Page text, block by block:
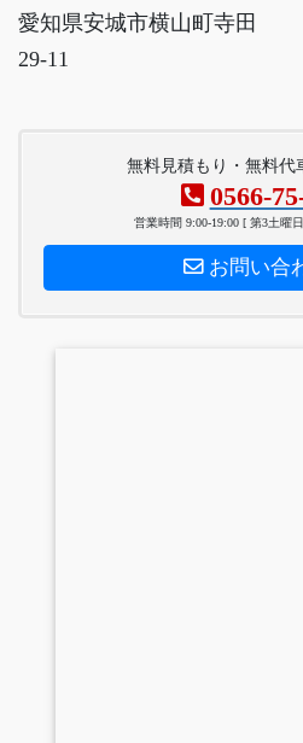
愛知県安城市横山町寺田
29-11
無料見積もり・無料代
0566-
営業時間 9:00-19:00 [ 第3土曜
お問い合